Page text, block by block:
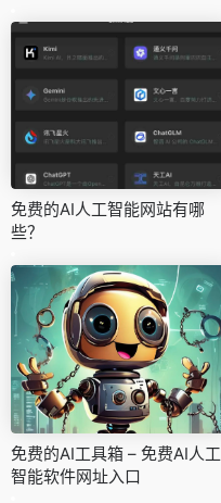
免费的AI人工智能网站有哪
些？
免费的AI工具箱 – 免费AI人工
智能软件网址入口